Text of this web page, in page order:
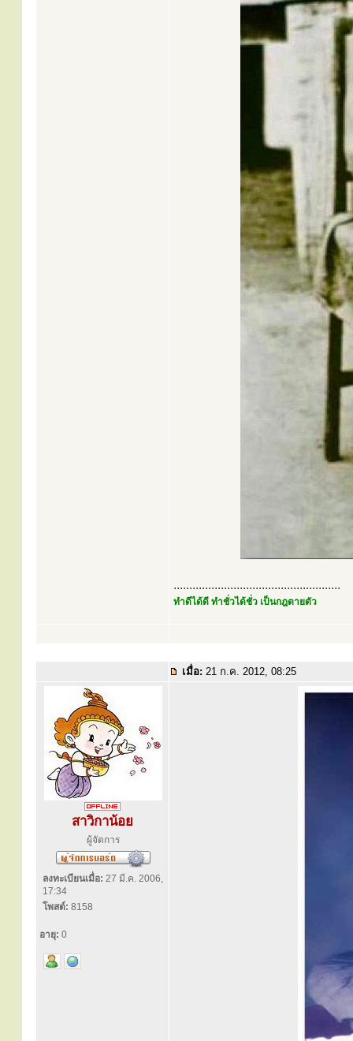
.....................................................
ทำดีได้ดี ทำชั่วได้ชั่ว เป็นกฎตายตัว
เมื่อ: 21 ก.ค. 2012, 08:25
สาวิกาน้อย
ผู้จัดการ
ลงทะเบียนเมื่อ: 27 มี.ค. 2006,
17:34
โพสต์: 8158
อายุ: 0